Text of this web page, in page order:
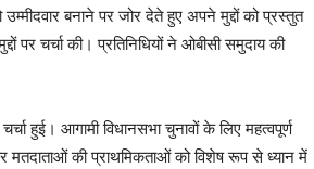
बनाने पर जोर देते हुए अपने मुद्दों को प्रस्तुत
पर चर्चा की। प्रतिनिधियों ने ओबीसी समुदाय की
हुई। आगामी विधानसभा चुनावों के लिए महत्वपूर्ण
मतदाताओं की प्राथमिकताओं को विशेष रूप से ध्यान में